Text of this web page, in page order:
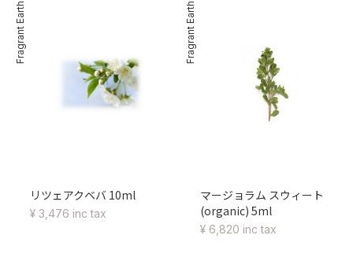
Fragrant Earth
リツェアクベバ 10ml
¥ 3,476 inc tax
Fragrant Earth
マージョラム スウィート
(organic) 5ml
¥ 6,820 inc tax